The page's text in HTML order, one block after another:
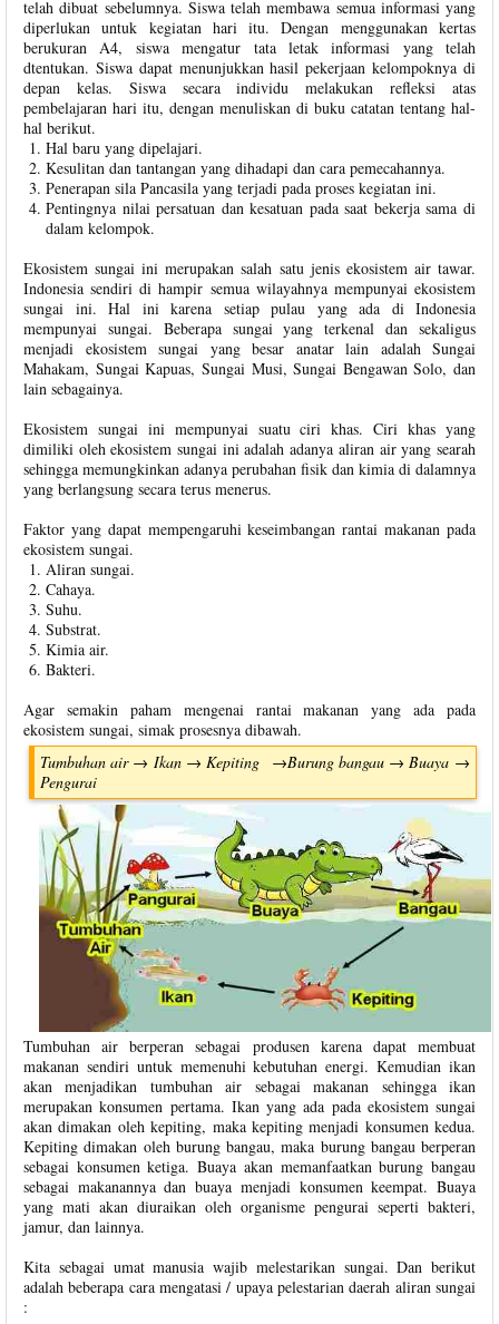
telah dibuat sebelumnya. Siswa telah membawa semua informasi yang
diperlukan untuk kegiatan hari itu. Dengan menggunakan kertas
berukuran A4, siswa mengatur tata letak informasi yang telah
dtentukan. Siswa dapat menunjukkan hasil pekerjaan kelompoknya di
depan kelas. Siswa secara individu melakukan refleksi atas
pembelajaran hari itu, dengan menuliskan di buku catatan tentang hal-
hal berikut.
Hal baru yang dipelajari.
Kesulitan dan tantangan yang dihadapi dan cara pemecahannya.
Penerapan sila Pancasila yang terjadi pada proses kegiatan ini.
Pentingnya nilai persatuan dan kesatuan pada saat bekerja sama di
dalam kelompok.
Ekosistem sungai ini merupakan salah satu jenis ekosistem air tawar.
Indonesia sendiri di hampir semua wilayahnya mempunyai ekosistem
sungai ini. Hal ini karena setiap pulau yang ada di Indonesia
mempunyai sungai. Beberapa sungai yang terkenal dan sekaligus
menjadi ekosistem sungai yang besar anatar lain adalah Sungai
Mahakam, Sungai Kapuas, Sungai Musi, Sungai Bengawan Solo, dan
lain sebagainya.
Ekosistem sungai ini mempunyai suatu ciri khas. Ciri khas yang
dimiliki oleh ekosistem sungai ini adalah adanya aliran air yang searah
sehingga memungkinkan adanya perubahan fisik dan kimia di dalamnya
yang berlangsung secara terus menerus.
Faktor yang dapat mempengaruhi keseimbangan rantai makanan pada
ekosistem sungai.
Aliran sungai.
Cahaya.
Suhu.
Substrat.
Kimia air.
Bakteri.
Agar semakin paham mengenai rantai makanan yang ada pada
ekosistem sungai, simak prosesnya dibawah.
Tumbuhan air → Ikan → Kepiting →Burung bangau → Buaya →
Pengurai
Tumbuhan air berperan sebagai produsen karena dapat membuat
makanan sendiri untuk memenuhi kebutuhan energi. Kemudian ikan
akan menjadikan tumbuhan air sebagai makanan sehingga ikan
merupakan konsumen pertama. Ikan yang ada pada ekosistem sungai
akan dimakan oleh kepiting, maka kepiting menjadi konsumen kedua.
Kepiting dimakan oleh burung bangau, maka burung bangau berperan
sebagai konsumen ketiga. Buaya akan memanfaatkan burung bangau
sebagai makanannya dan buaya menjadi konsumen keempat. Buaya
yang mati akan diuraikan oleh organisme pengurai seperti bakteri,
jamur, dan lainnya.
Kita sebagai umat manusia wajib melestarikan sungai. Dan berikut
adalah beberapa cara mengatasi / upaya pelestarian daerah aliran sungai
: